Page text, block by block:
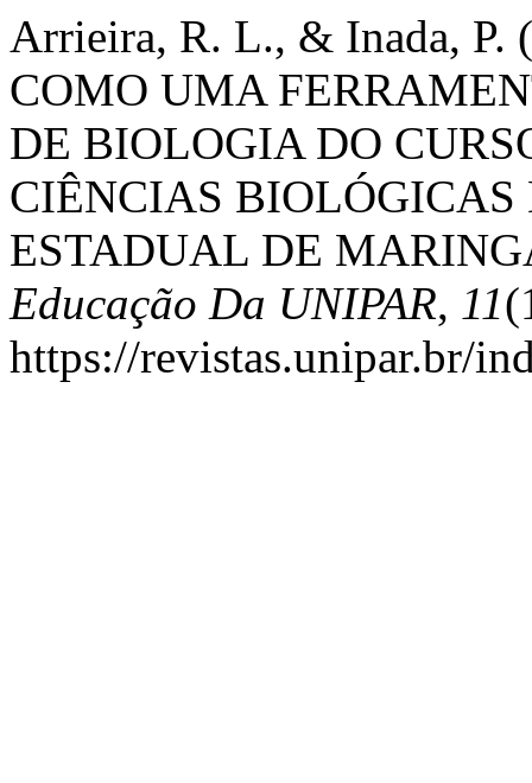
Arrieira, R. L., & Inada,
COMO UMA
DE BIOLOGIA DO
CIÊNCIAS
ESTADUAL DE
Educação Da UNIPAR, 11
https://revistas.unipar.br/